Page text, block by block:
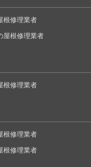
根修理業者
屋根修理業者
根修理業者
根修理業者
根修理業者